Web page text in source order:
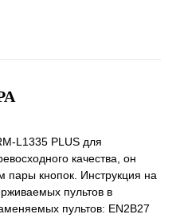
L1335 PLUS для
качества, он
пары кнопок. Инструкция на
пультов в
пультов: EN2B27